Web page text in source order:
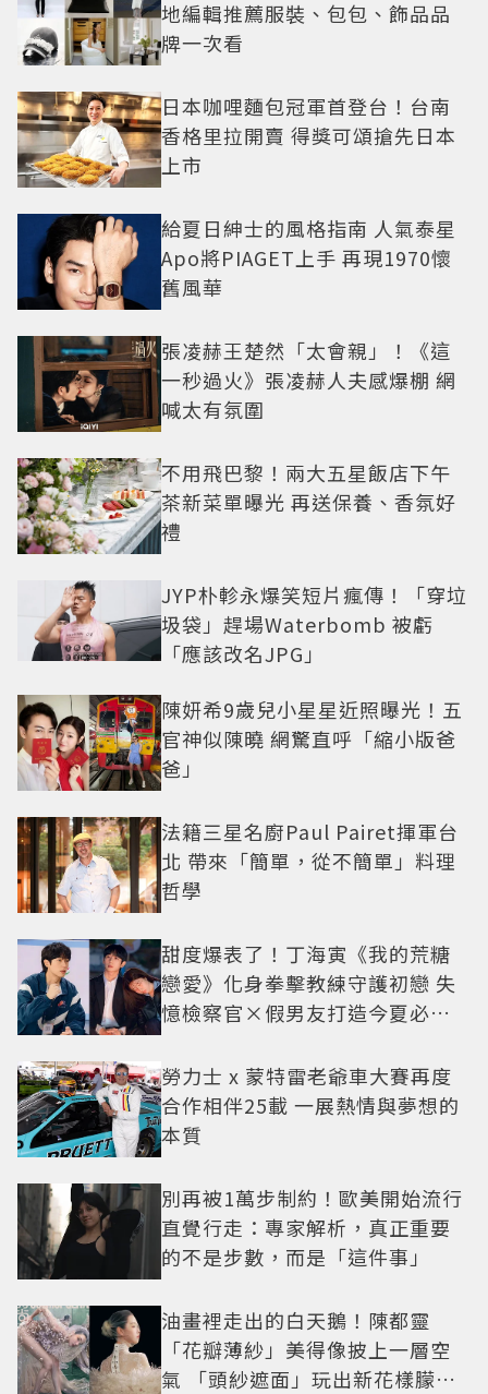
地編輯推薦服裝、包包、飾品品
牌一次看
日本咖哩麵包冠軍首登台！台南
香格里拉開賣 得獎可頌搶先日本
上市
給夏日紳士的風格指南 人氣泰星
Apo將PIAGET上手 再現1970懷
舊風華
張凌赫王楚然「太會親」！《這
一秒過火》張凌赫人夫感爆棚 網
喊太有氛圍
不用飛巴黎！兩大五星飯店下午
茶新菜單曝光 再送保養、香氛好
禮
JYP朴軫永爆笑短片瘋傳！「穿垃
圾袋」趕場Waterbomb 被虧
「應該改名JPG」
陳妍希9歲兒小星星近照曝光！五
官神似陳曉 網驚直呼「縮小版爸
爸」
法籍三星名廚Paul Pairet揮軍台
北 帶來「簡單，從不簡單」料理
哲學
甜度爆表了！丁海寅《我的荒糖
戀愛》化身拳擊教練守護初戀 失
憶檢察官×假男友打造今夏必看
勞力士 x 蒙特雷老爺車大賽再度
合作相伴25載 一展熱情與夢想的
本質
別再被1萬步制約！歐美開始流行
直覺行走：專家解析，真正重要
的不是步數，而是「這件事」
油畫裡走出的白天鵝！陳都靈
「花瓣薄紗」美得像披上一層空
氣 「頭紗遮面」玩出新花樣朦朧